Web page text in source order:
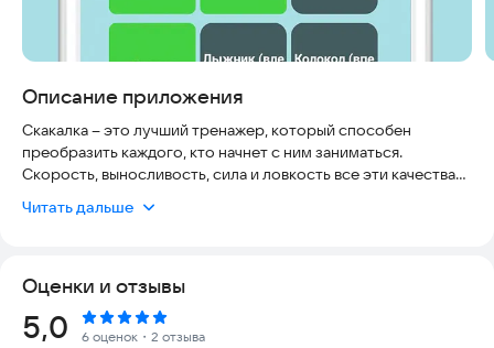
Описание приложения
Скакалка – это лучший тренажер, который способен
преобразить каждого, кто начнет с ним заниматься.
Скорость, выносливость, сила и ловкость все эти качества
Больше не нужно скачивать 6 отдельных приложений для
составление связок, сигналы старта, метроном, счетчик и
интервальный таймер.
Jumpion – это универсальное приложение для тренировок
Читать дальше
Оценки и отзывы
Рейтинг:
5,0 6 оценок ・2 отзыва